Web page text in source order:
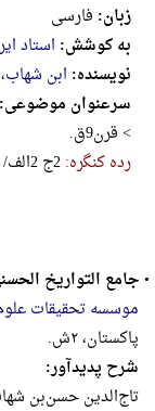
زبان: فارسی
به کوشش: استاد
نویسنده: ابن
سرعنوان موضوعی:
> قرن9ق.
رده کنگره:‎D‎‎‎S‎‎‎R‎‎‎ ‎1‎0‎8‎6‎ ‎/‎الف‎2‎ ‎ج‎2
•جامع التواریخ
موسسه تحقیقات‌
پاکستان، ۲ش.
شرح پدیدآور:
تاج‌‌الدین‌ حسن‌بن‌